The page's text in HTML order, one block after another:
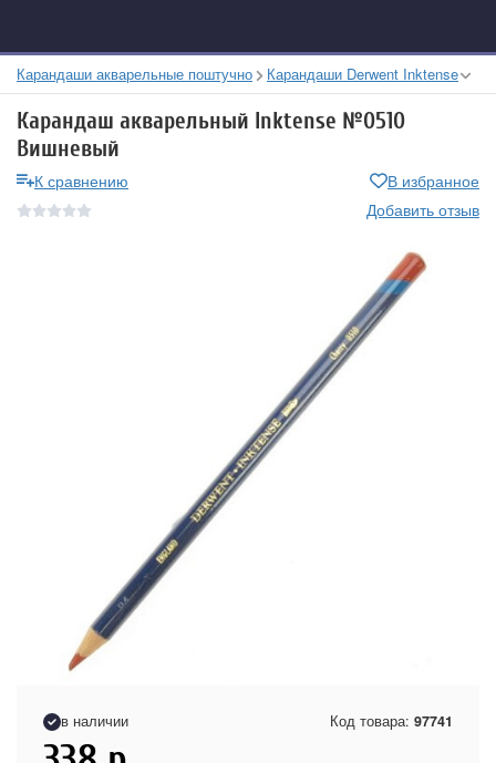
Карандаши акварельные поштучно Карандаши Derwent Inktense
Карандаш акварельный Inktense №0510
Вишневый
К сравнению
В избранное
Добавить отзыв
в наличии Код товара: 97741